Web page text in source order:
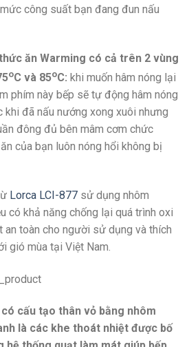
công suất bạn đang đun nấu
ăn Warming có cả trên 2 vùng
oC và 85oC: khi muốn hâm nóng lại
phím này bếp sẽ tự động hâm nóng
khi đã nấu nướng xong xuôi nhưng
đông đủ bên mâm cơm chức
của bạn luôn nóng hổi không bị
Lorca LCI-877 sử dụng nhôm
có khả năng chống lại quá trình oxi
an toàn cho người sử dụng và thích
gió mùa tại Việt Nam.
cấu tạo thân vỏ bằng nhôm
là các khe thoát nhiệt được bố